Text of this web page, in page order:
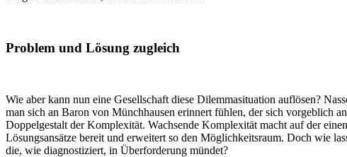
Problem und Lösung zugleich
Wie aber kann nun eine Gesellschaft diese Dilemmasituation auflösen?
man sich an Baron von Münchhausen erinnert fühlen, der sich vorgeblich
Doppelgestalt der Komplexität. Wachsende Komplexität macht auf der
Lösungsansätze bereit und erweitert so den Möglichkeitsraum. Doch wie
die, wie diagnostiziert, in Überforderung mündet?